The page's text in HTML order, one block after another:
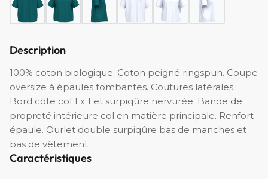
Description
100% coton biologique. Coton peigné ringspun. Coupe
oversize à épaules tombantes. Coutures latérales.
Bord côte col 1 x 1 et surpiqûre nervurée. Bande de
propreté intérieure col en matière principale. Renfort
épaule. Ourlet double surpiqûre bas de manches et
bas de vêtement.
Caractéristiques